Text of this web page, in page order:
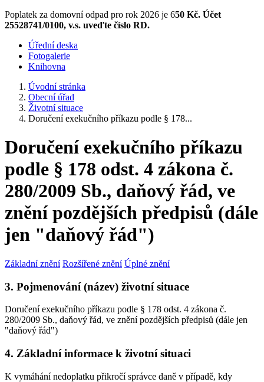
Poplatek za domovní odpad pro rok 2026 je 650 Kč. Účet
25528741/0100, v.s. uveďte číslo RD.
Úřední deska
Fotogalerie
Knihovna
Úvodní stránka
Obecní úřad
Životní situace
Doručení exekučního příkazu podle § 178...
Doručení exekučního příkazu
podle § 178 odst. 4 zákona č.
280/2009 Sb., daňový řád, ve
znění pozdějších předpisů (dále
jen "daňový řád")
Základní znění Rozšířené znění Úplné znění
3. Pojmenování (název) životní situace
Doručení exekučního příkazu podle § 178 odst. 4 zákona č.
280/2009 Sb., daňový řád, ve znění pozdějších předpisů (dále jen
"daňový řád")
4. Základní informace k životní situaci
K vymáhání nedoplatku přikročí správce daně v případě, kdy